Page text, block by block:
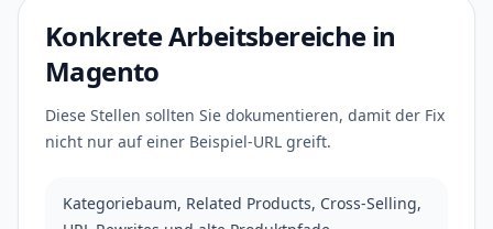
Konkrete Arbeitsbereiche in
Magento
Diese Stellen sollten Sie dokumentieren, damit der Fix
nicht nur auf einer Beispiel-URL greift.
Kategoriebaum, Related Products, Cross-Selling,